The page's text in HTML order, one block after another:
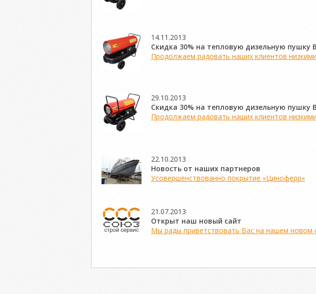
14.11.2013
Скидка 30% на тепловую дизельную пушку
Продолжаем радовать наших клиентов
29.10.2013
Скидка 30% на тепловую дизельную пушку
Продолжаем радовать наших клиентов
22.10.2013
Новость от наших партнеров
Усовершенствованно покрытие «Циноферр»
21.07.2013
Открыт наш новый сайт
Мы рады приветствовать Вас на нашем новом